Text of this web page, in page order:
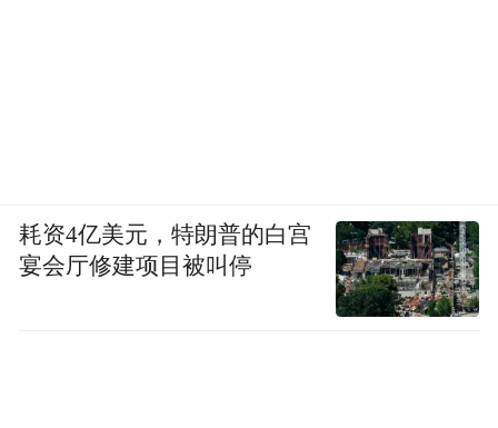
耗资4亿美元，特朗普的白宫
宴会厅修建项目被叫停